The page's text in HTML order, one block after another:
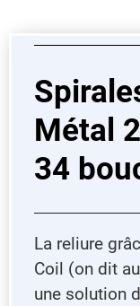
Métal
34
La reliure
Coil (on dit
une solution